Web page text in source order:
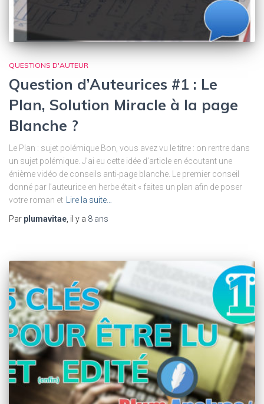
QUESTIONS D'AUTEUR
Question d’Auteurices #1 : Le
Plan, Solution Miracle à la page
Blanche ?
Le Plan : sujet polémique Bon, vous avez vu le titre : on rentre dans
un sujet polémique. J’ai eu cette idée d’article en écoutant une
énième vidéo de conseils anti-page blanche. Le premier conseil
donné par l’auteurice en herbe était « faites un plan afin de poser
votre roman et Lire la suite…
Par plumavitae, il y a 8 ans